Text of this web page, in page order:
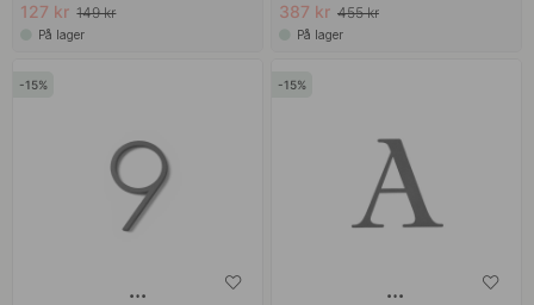
127 kr 149 kr
På lager
387 kr 455 kr
På lager
15 15